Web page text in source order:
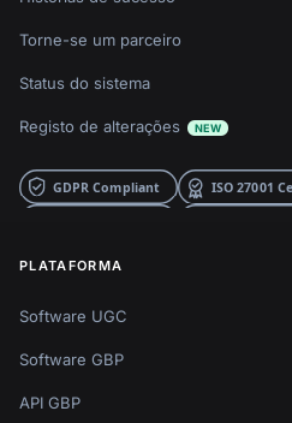
Torne-se um parceiro
Status do sistema
Registo de alterações NEW
PLATAFORMA
Software UGC
Software GBP
API GBP